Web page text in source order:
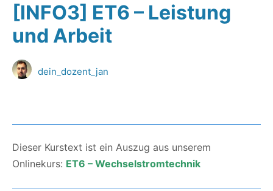
[INFO3] ET6 – Leistung
und Arbeit
dein_dozent_jan
Dieser Kurstext ist ein Auszug aus unserem
Onlinekurs: ET6 – Wechselstromtechnik